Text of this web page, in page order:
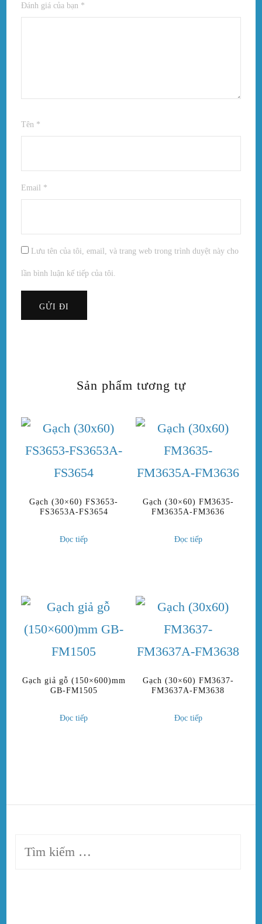
Đánh giá của bạn *
Tên *
Email *
Lưu tên của tôi, email, và trang web trong trình duyệt này cho
lần bình luận kế tiếp của tôi.
Sản phẩm tương tự
Gạch (30×60) FS3653-
FS3653A-FS3654
Đọc tiếp
Gạch (30×60) FM3635-
FM3635A-FM3636
Đọc tiếp
Gạch giả gỗ (150×600)mm
GB-FM1505
Đọc tiếp
Gạch (30×60) FM3637-
FM3637A-FM3638
Đọc tiếp
Tìm